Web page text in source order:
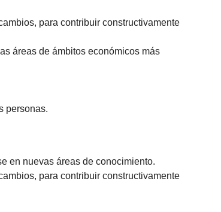
para contribuir constructivamente
áreas de ámbitos económicos más
personas.
en nuevas áreas de conocimiento.
para contribuir constructivamente